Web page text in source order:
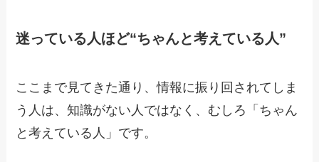
迷っている人ほど“ちゃんと考えている人”
ここまで見てきた通り、情報に振り回されてしま
う人は、知識がない人ではなく、むしろ「ちゃん
と考えている人」です。